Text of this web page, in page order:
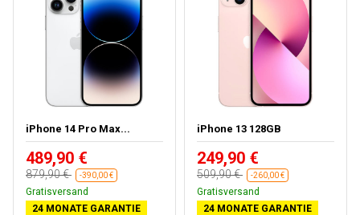
iPhone 14 Pro Max...
489,90 €
879,90 € -390,00 €
Kostenloses Geschenk
24 MONATE GARANTIE
iPhone 13 128GB
249,90 €
509,90 € -260,00 €
Gratisversand
24 MONATE GARANTIE